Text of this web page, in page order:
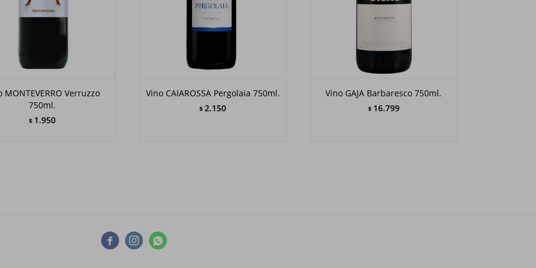
MONTEVERRO Verruzzo
750ml.
$ 1.950
Vino CAIAROSSA Pergolaia 750ml.
$ 2.150
Vino GAJA Barbaresco 750ml.
$ 16.799
  